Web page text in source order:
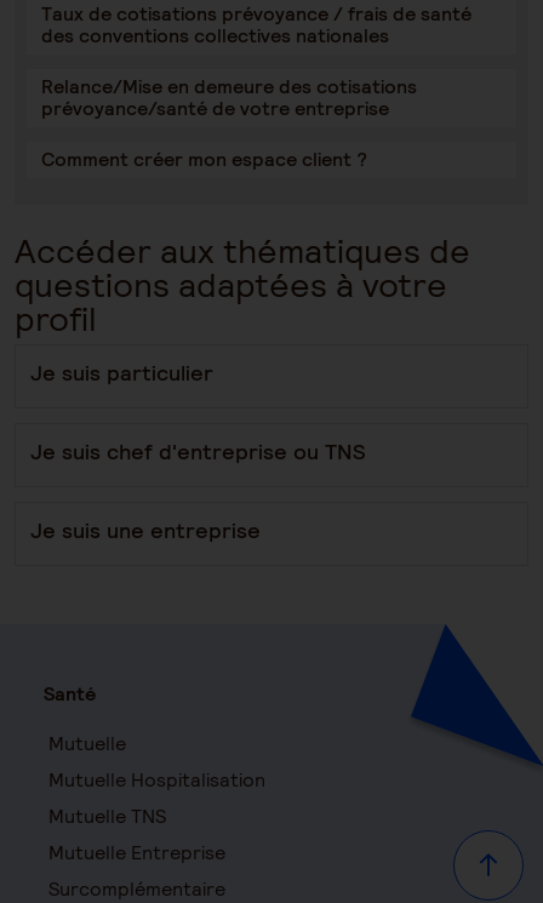
Taux de cotisations prévoyance / frais de santé
des conventions collectives nationales
Relance/Mise en demeure des cotisations
prévoyance/santé de votre entreprise
Comment créer mon espace client ?
Accéder aux thématiques de
questions adaptées à votre
profil
Je suis particulier
Je suis chef d'entreprise ou TNS
Je suis une entreprise
Haut
Santé
Mutuelle
Mutuelle Hospitalisation
Mutuelle TNS
Mutuelle Entreprise
Surcomplémentaire